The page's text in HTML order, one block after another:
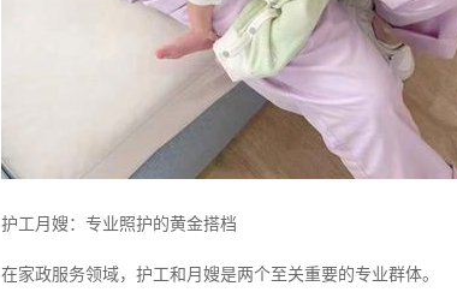
护工月嫂：专业照护的黄金搭档
在家政服务领域，护工和月嫂是两个至关重要的专业群体。